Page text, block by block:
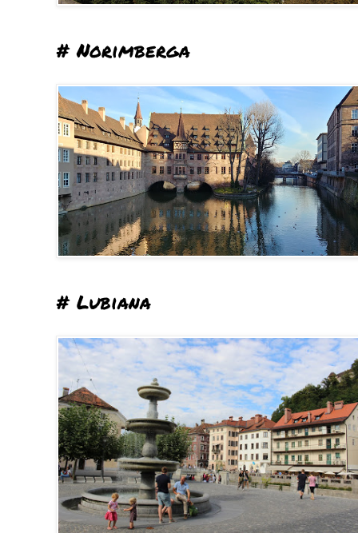
# Norimberga
# Lubiana